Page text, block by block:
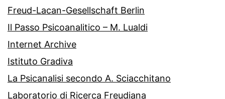
Freud-Lacan-Gesellschaft Berlin
Il Passo Psicoanalitico – M. Lualdi
Internet Archive
Istituto Gradiva
La Psicanalisi secondo A. Sciacchitano
Laboratorio di Ricerca Freudiana